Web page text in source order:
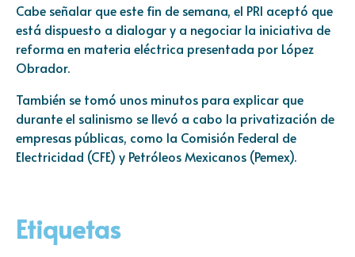
Cabe señalar que este fin de semana, el PRI aceptó que
está dispuesto a dialogar y a negociar la iniciativa de
reforma en materia eléctrica presentada por López
Obrador.
También se tomó unos minutos para explicar que
durante el salinismo se llevó a cabo la privatización de
empresas públicas, como la Comisión Federal de
Electricidad (CFE) y Petróleos Mexicanos (Pemex).
Etiquetas